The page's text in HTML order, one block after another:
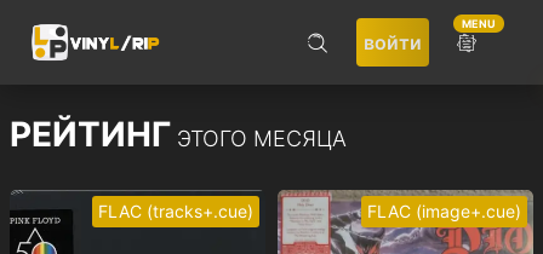
войти
MENU
ПОИСК
РЕЙТИНГ ЭТОГО МЕСЯЦА
FLAC (tracks+.cue) FLAC (image+.cue)